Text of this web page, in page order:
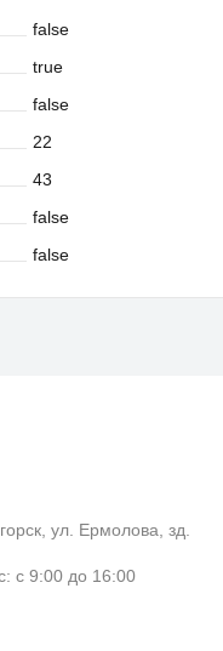
false
true
false
22
43
false
false
ул. Ермолова, зд.
с 9:00 до 16:00